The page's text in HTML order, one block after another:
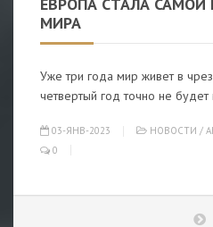
ЕВРОПА СТАЛА САМОЙ
МИРА
Уже три года мир живет в
четвертый год точно не
03-ЯНВ-2023 НОВОСТИ /
0